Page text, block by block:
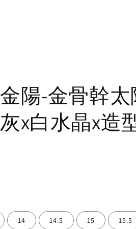
金陽-金骨幹
x白水晶x造
14 14.5 15 15.5